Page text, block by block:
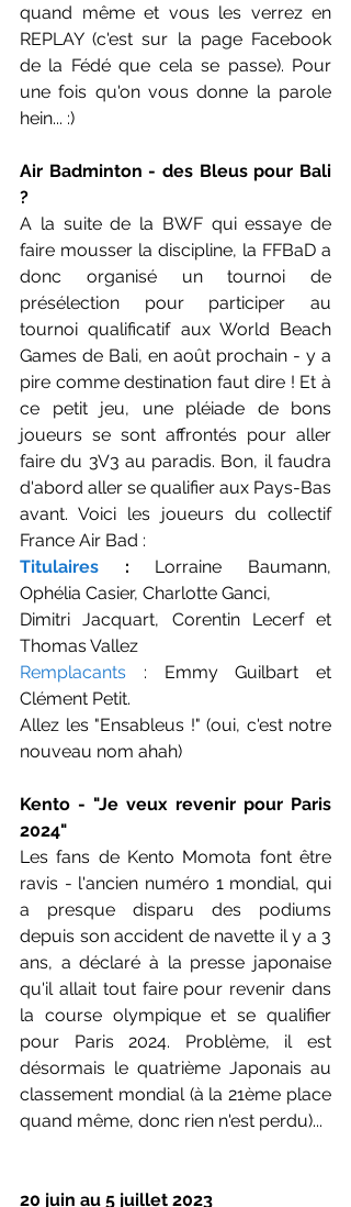
quand même et vous les verrez en
REPLAY (c'est sur la page Facebook
de la Fédé que cela se passe). Pour
une fois qu'on vous donne la parole
hein... :)
Air Badminton - des Bleus pour Bali
?
A la suite de la BWF qui essaye de
faire mousser la discipline, la FFBaD a
donc organisé un tournoi de
présélection pour participer au
tournoi qualificatif aux World Beach
Games de Bali, en août prochain - y a
pire comme destination faut dire ! Et à
ce petit jeu, une pléiade de bons
joueurs se sont affrontés pour aller
faire du 3V3 au paradis. Bon, il faudra
d'abord aller se qualifier aux Pays-Bas
avant. Voici les joueurs du collectif
France Air Bad :
Titulaires : Lorraine Baumann,
Ophélia Casier, Charlotte Ganci,
Dimitri Jacquart, Corentin Lecerf et
Thomas Vallez
Remplacants : Emmy Guilbart et
Clément Petit.
Allez les "Ensableus !" (oui, c'est notre
nouveau nom ahah)
Kento - "Je veux revenir pour Paris
2024"
Les fans de Kento Momota font être
ravis - l'ancien numéro 1 mondial, qui
a presque disparu des podiums
depuis son accident de navette il y a 3
ans, a déclaré à la presse japonaise
qu'il allait tout faire pour revenir dans
la course olympique et se qualifier
pour Paris 2024. Problème, il est
désormais le quatrième Japonais au
classement mondial (à la 21ème place
quand même, donc rien n'est perdu)...
20 juin au 5 juillet 2023